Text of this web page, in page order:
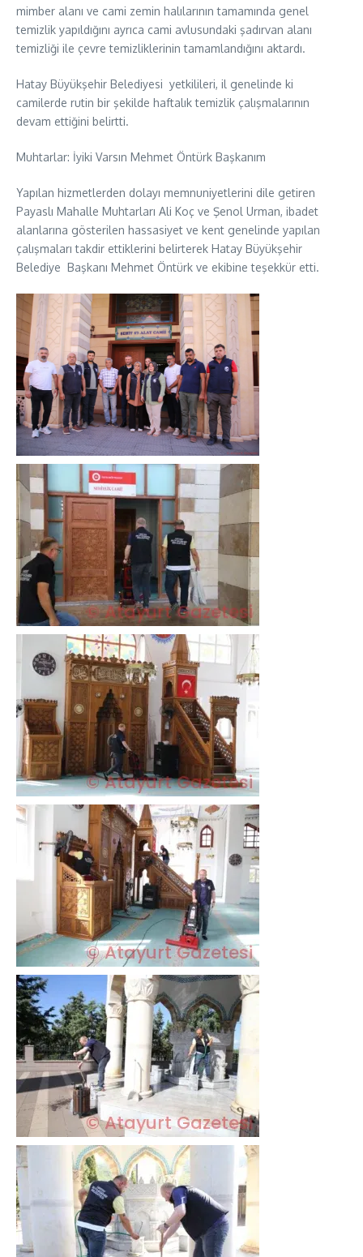
mimber alanı ve cami zemin halılarının tamamında genel
temizlik yapıldığını ayrıca cami avlusundaki şadırvan alanı
temizliği ile çevre temizliklerinin tamamlandığını aktardı.
Hatay Büyükşehir Belediyesi yetkilileri, il genelinde ki
camilerde rutin bir şekilde haftalık temizlik çalışmalarının
devam ettiğini belirtti.
Muhtarlar: İyiki Varsın Mehmet Öntürk Başkanım
Yapılan hizmetlerden dolayı memnuniyetlerini dile getiren
Payaslı Mahalle Muhtarları Ali Koç ve Şenol Urman, ibadet
alanlarına gösterilen hassasiyet ve kent genelinde yapılan
çalışmaları takdir ettiklerini belirterek Hatay Büyükşehir
Belediye Başkanı Mehmet Öntürk ve ekibine teşekkür etti.